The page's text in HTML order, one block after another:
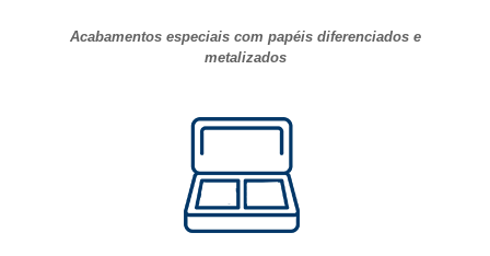
Acabamentos especiais com papéis diferenciados e
metalizados